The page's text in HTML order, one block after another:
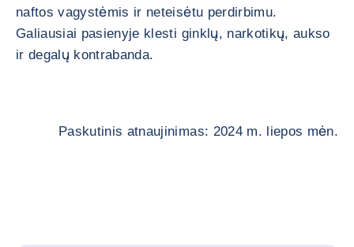
naftos vagystėmis ir neteisėtu perdirbimu.
Galiausiai pasienyje klesti ginklų, narkotikų, aukso
ir degalų kontrabanda.
Paskutinis atnaujinimas: 2024 m. liepos mėn.